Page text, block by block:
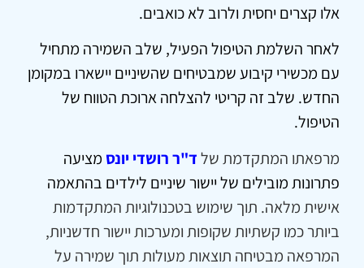
אלו קצרים יחסית ולרוב לא כואבים.
לאחר השלמת הטיפול הפעיל, שלב השמירה מתחיל
עם מכשירי קיבוע שמבטיחים שהשיניים יישארו במקומן
החדש. שלב זה קריטי להצלחה ארוכת הטווח של
הטיפול.
מרפאתו המתקדמת שלד"ר רושדי יונסמציעה
פתרונות מובילים של יישור שיניים לילדים בהתאמה
אישית מלאה. תוך שימוש בטכנולוגיות המתקדמות
ביותר כמו קשתיות שקופות ומערכות יישור חדשניות,
המרפאה מבטיחה תוצאות מעולות תוך שמירה על